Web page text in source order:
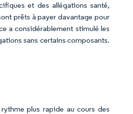
et des allégations santé,
prêts à payer davantage pour
a considérablement stimulé les
sans certains composants.
plus rapide au cours des